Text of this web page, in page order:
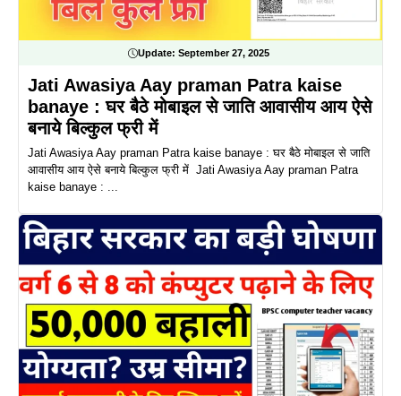
Update: September 27, 2025
Jati Awasiya Aay praman Patra kaise
banaye : घर बैठे मोबाइल से जाति आवासीय आय ऐसे
बनाये बिल्कुल फ्री में
Jati Awasiya Aay praman Patra kaise banaye : घर बैठे मोबाइल से जाति
आवासीय आय ऐसे बनाये बिल्कुल फ्री में Jati Awasiya Aay praman Patra
kaise banaye : ...